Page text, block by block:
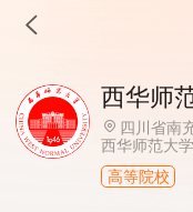
MBA工商管理
院校库 考试报名
考试真题
报考经验
西华师
四川省南
西华师范大
高等院校